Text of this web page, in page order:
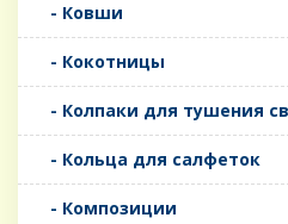
- Ковши
- Кокотницы
- Колпаки для тушения
- Кольца для салфеток
- Композиции